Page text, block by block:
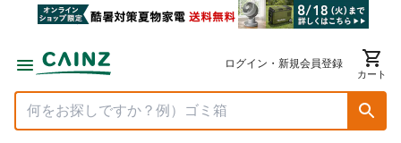
ログイン・新規会員登録
カート